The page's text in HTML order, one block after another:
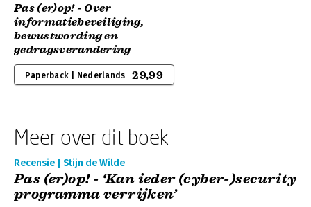
Pas (er)op! - Over
informatiebeveiliging,
bewustwording en
gedragsverandering
Paperback | Nederlands 29,99
Meer over dit boek
Recensie | Stijn de Wilde
Pas (er)op! - ‘Kan ieder (cyber-)security
programma verrijken’